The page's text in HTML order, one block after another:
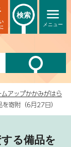
メニュー
検索
ムアップかかみがはら
寄附（6月27日）
る備品を